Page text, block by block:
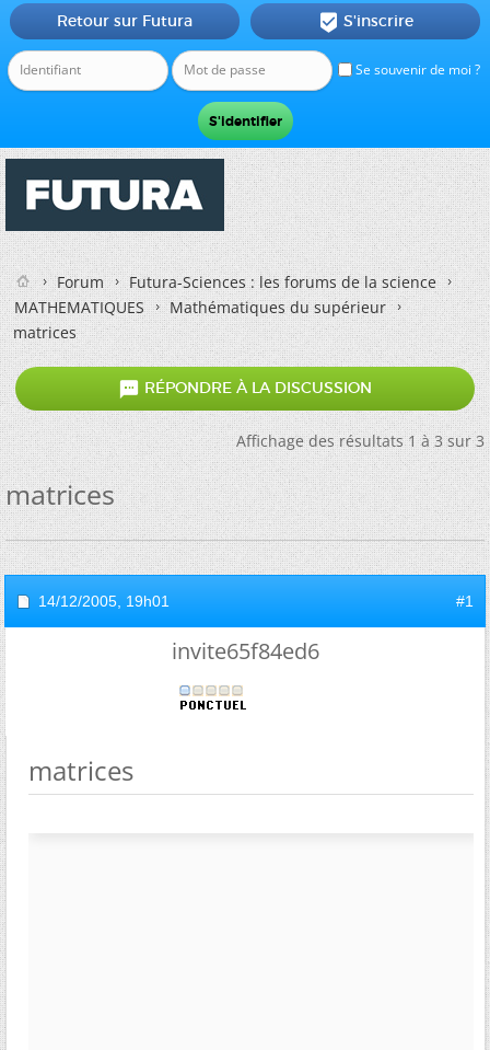
Se souvenir de moi ?
Retour sur Futura  S'inscrire
Forum
Futura-Sciences : les forums de la science
MATHEMATIQUES
Mathématiques du supérieur
matrices
 RÉPONDRE À LA DISCUSSION
Affichage des résultats 1 à 3 sur 3
matrices
14/12/2005, 19h01 #1
invite65f84ed6
matrices